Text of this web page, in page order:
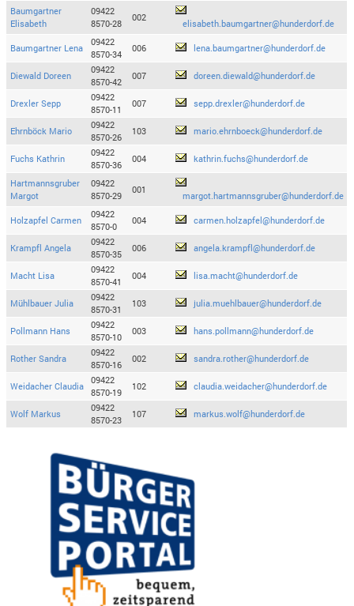
Baumgartner
Elisabeth
09422
8570-28
002
elisabeth.baumgartner@hunderdorf.de
Baumgartner Lena
09422
8570-34
006 lena.baumgartner@hunderdorf.de
Diewald Doreen
09422
8570-42
007 doreen.diewald@hunderdorf.de
Drexler Sepp
09422
8570-11
007 sepp.drexler@hunderdorf.de
Ehrnböck Mario
09422
8570-26
103 mario.ehrnboeck@hunderdorf.de
Fuchs Kathrin
09422
8570-36
004 kathrin.fuchs@hunderdorf.de
Hartmannsgruber
Margot
09422
8570-29
001
margot.hartmannsgruber@hunderdorf.de
Holzapfel Carmen
09422
8570-0
004 carmen.holzapfel@hunderdorf.de
Krampfl Angela
09422
8570-35
006 angela.krampfl@hunderdorf.de
Macht Lisa
09422
8570-41
004 lisa.macht@hunderdorf.de
Mühlbauer Julia
09422
8570-31
103 julia.muehlbauer@hunderdorf.de
Pollmann Hans
09422
8570-10
003 hans.pollmann@hunderdorf.de
Rother Sandra
09422
8570-16
002 sandra.rother@hunderdorf.de
Weidacher Claudia
09422
8570-19
102 claudia.weidacher@hunderdorf.de
Wolf Markus
09422
8570-23
107 markus.wolf@hunderdorf.de